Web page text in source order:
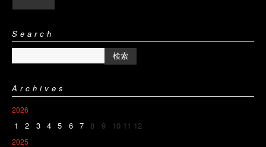
Search
Archives
2026
1 2 3 4 5 6 7 8 9 10 11 12
2025